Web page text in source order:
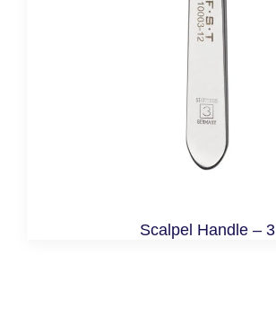
Scalpel Handle – 3